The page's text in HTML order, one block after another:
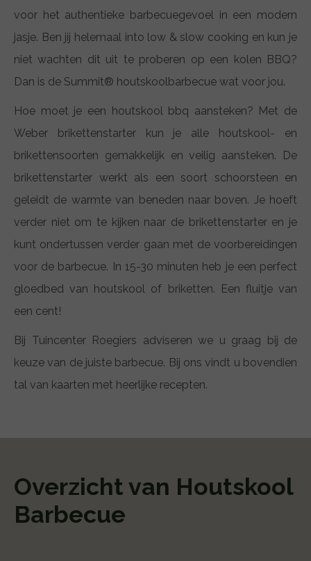
voor het authentieke barbecuegevoel in een modern
jasje. Ben jij helemaal into low & slow cooking en kun je
niet wachten dit uit te proberen op een kolen BBQ?
Dan is de Summit® houtskoolbarbecue wat voor jou.
Hoe moet je een houtskool bbq aansteken? Met de
Weber brikettenstarter kun je alle houtskool- en
brikettensoorten gemakkelijk en veilig aansteken. De
brikettenstarter werkt als een soort schoorsteen en
geleidt de warmte van beneden naar boven. Je hoeft
verder niet om te kijken naar de brikettenstarter en je
kunt ondertussen verder gaan met de voorbereidingen
voor de barbecue. In 15-30 minuten heb je een perfect
gloedbed van houtskool of briketten. Een fluitje van
een cent!
Bij Tuincenter Roegiers adviseren we u graag bij de
keuze van de juiste barbecue. Bij ons vindt u bovendien
tal van kaarten met heerlijke recepten.
Overzicht van Houtskool
Barbecue